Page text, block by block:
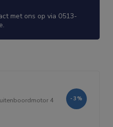
met ons op via 0513-
4
-3%